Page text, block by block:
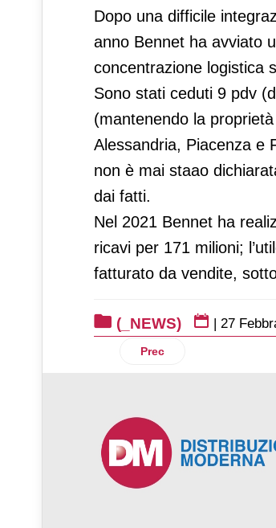
Dopo una difficile
anno Bennet ha avviato
concentrazione logistica
Sono stati ceduti 9 pdv
(mantenendo la
Alessandria, Piacenza e
non è mai staao
dai fatti.
Nel 2021 Bennet ha
ricavi per 171 milioni;
fatturato da vendite,
(_NEWS) | 27
Articolo precedente:
Prec